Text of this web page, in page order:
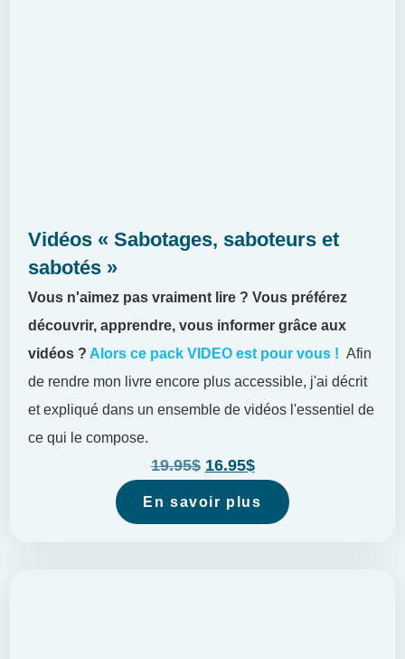
Vidéos « Sabotages, saboteurs et
sabotés »
Vous n'aimez pas vraiment lire ?Vous préférez
découvrir, apprendre, vous informer grâce aux
vidéos ? Alors ce pack VIDEO est pour vous ! Afin
de rendre mon livre encore plus accessible, j'ai décrit
et expliqué dans un ensemble de vidéos l'essentiel de
ce qui le compose.
En savoir plus
19.95$ 16.95$